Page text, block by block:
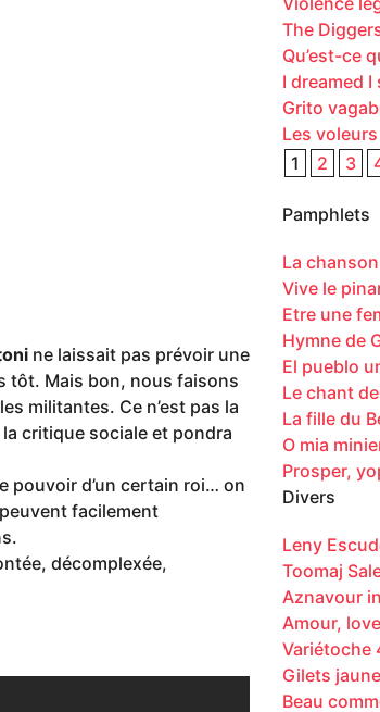
ne laissait pas prévoir une
tôt. Mais bon, nous faisons
militantes. Ce n’est pas la
critique sociale et pondra
pouvoir d’un certain roi… on
facilement
décomplexée,
The
Qu’est-ce
I dreamed
Grito
Les voleurs
1
2 3
Pamphlets
La
Vive le
Etre une
Hymne de
El pueblo
Le chant
La fille du
O mia
Prosper,
Divers
Leny
Toomaj
Aznavour
Amour,
Variétoche
Gilets
Beau